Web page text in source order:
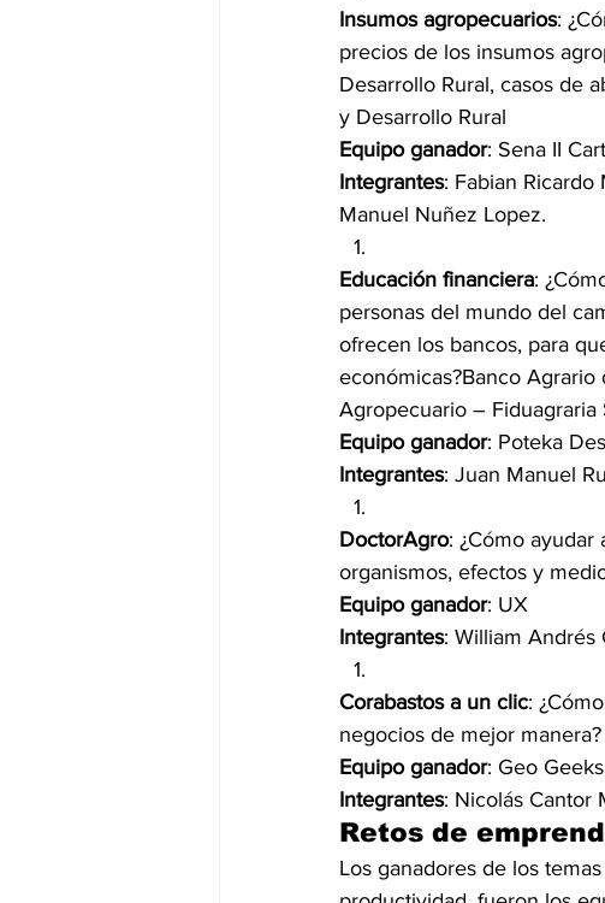
Insumos agropecuarios:
precios de los insumos
Desarrollo Rural, casos de
y Desarrollo Rural
Equipo ganador: Sena II
Integrantes: Fabian Ricardo
Manuel Nuñez Lopez.
Educación financiera:
personas del mundo del
ofrecen los bancos, para
económicas?Banco
Agropecuario – Fiduagraria
Equipo ganador: Poteka
Integrantes: Juan Manuel
DoctorAgro: ¿Cómo ayudar
organismos, efectos y
Equipo ganador: UX
Integrantes: William Andrés
Corabastos a un clic:
negocios de mejor manera?
Equipo ganador: Geo Geeks
Integrantes: Nicolás Cantor
Retos de
Los ganadores de los